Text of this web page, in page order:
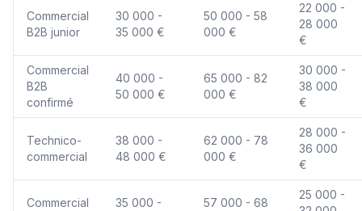
Commercial
B2B junior
30 000 -
35 000 €
50 000 - 58
000 €
22 000 -
28 000
€
Commercial
B2B
confirmé
40 000 -
50 000 €
65 000 - 82
000 €
30 000 -
38 000
€
Technico-
commercial
38 000 -
48 000 €
62 000 - 78
000 €
28 000 -
36 000
€
Commercial
35 000 -
57 000 - 68
25 000 -